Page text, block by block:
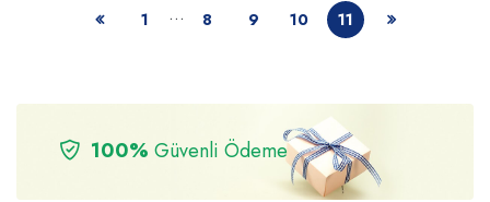
1 … 8 9 10 11
100% Güvenli Ödeme